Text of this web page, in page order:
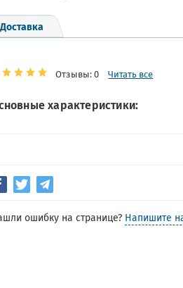
Отзывы: 0 Читать все
характеристики:
ошибку на странице? Напишите